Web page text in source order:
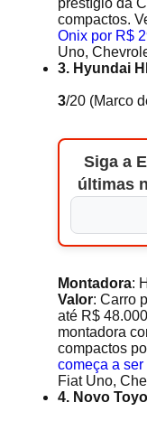
prestígio da
compactos.
Onix por R$
Uno,
3. Hyundai
3/20 (Marco
Siga a
últimas
Montadora:
Valor: Carro
até R$
montadora
compactos
começa a
Fiat Uno,
4. Novo